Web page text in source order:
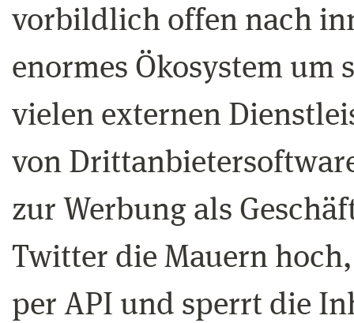
vorbildlich offen nach
enormes Ökosystem um
vielen externen
von
zur Werbung als
Twitter die Mauern
per API und sperrt die